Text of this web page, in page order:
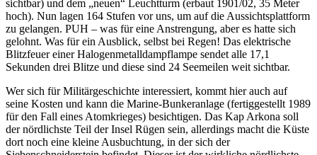
sichtbar) und dem „neuen“ Leuchtturm (erbaut 1901/02, 35 Meter
hoch). Nun lagen 164 Stufen vor uns, um auf die Aussichtsplattform
zu gelangen. PUH – was für eine Anstrengung, aber es hatte sich
gelohnt. Was für ein Ausblick, selbst bei Regen! Das elektrische
Blitzfeuer einer Halogenmetalldampflampe sendet alle 17,1
Sekunden drei Blitze und diese sind 24 Seemeilen weit sichtbar.
Wer sich für Militärgeschichte interessiert, kommt hier auch auf
seine Kosten und kann die Marine-Bunkeranlage (fertiggestellt 1989
für den Fall eines Atomkrieges) besichtigen. Das Kap Arkona soll
der nördlichste Teil der Insel Rügen sein, allerdings macht die Küste
dort noch eine kleine Ausbuchtung, in der sich der